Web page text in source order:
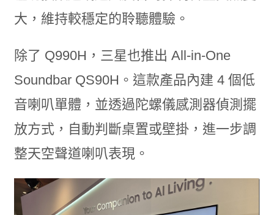
大，維持較穩定的聆聽體驗。
除了 Q990H，三星也推出 All-in-One
Soundbar QS90H。這款產品內建 4 個低
音喇叭單體，並透過陀螺儀感測器偵測擺
放方式，自動判斷桌置或壁掛，進一步調
整天空聲道喇叭表現。